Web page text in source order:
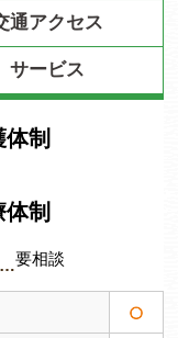
通アクセス
サービス
制
制
要相談